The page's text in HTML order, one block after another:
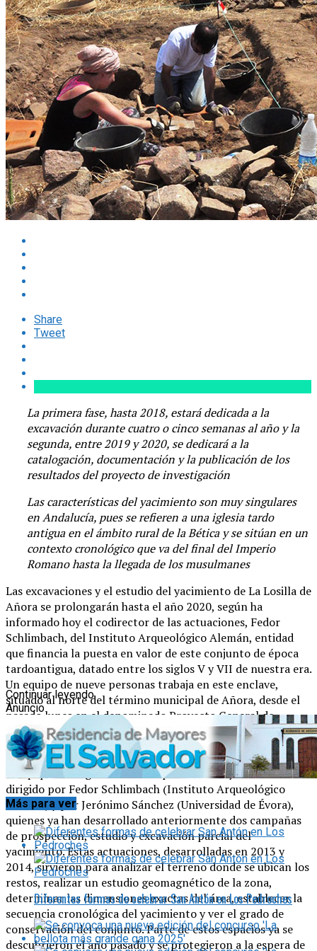
Share
Tweet
La primera fase, hasta 2018, estará dedicada a la
excavación durante cuatro o cinco semanas al año y la
segunda, entre 2019 y 2020, se dedicará a la
catalogación, documentación y la publicación de los
resultados del proyecto de investigación
Las características del yacimiento son muy singulares
en Andalucía, pues se refieren a una iglesia tardo
antigua en el ámbito rural de la Bética y se sitúan en un
contexto cronológico que va del final del Imperio
Romano hasta la llegada de los musulmanes
Las excavaciones y el estudio del yacimiento de La Losilla de
Añora se prolongarán hasta el año 2020, según ha
informado hoy el codirector de las actuaciones, Fedor
Schlimbach, del Instituto Arqueológico Alemán, entidad
que financia la puesta en valor de este conjunto de época
tardoantigua, datado entre los siglos V y VII de nuestra era.
Un equipo de nueve personas trabaja en este enclave,
situado al norte del término municipal de Añora, desde el
pasado lunes en el denominado Proyecto General de
Investigación Yacimiento de la Losilla: Una iglesia
tardoantigua en el ámbito rural de la Bética.
El equipo encargado de la recuperación del yacimiento está
dirigido por Fedor Schlimbach (Instituto Arqueológico
Alemán) y por Jerónimo Sánchez (Universidad de Évora),
quienes ya han desarrollado anteriormente dos campañas
de prospección, estudio y excavación parcial del
yacimiento. Estas actuaciones, desarrolladas en 2013 y
2014, sirvieron para analizar el terreno donde se ubican los
restos, realizar un estudio geomagnético de la zona,
determinar las dimensiones exactas del área, establecer la
secuencia cronológica del yacimiento y ver el grado de
conservación del conjunto. Parte de estos espacios ya se
descubrieron el año pasado y se protegieron a la espera de
Continuar leyendo
Anuncio
Más para ver
Diferentes formas de celebrar San Antón en Los Pedroches